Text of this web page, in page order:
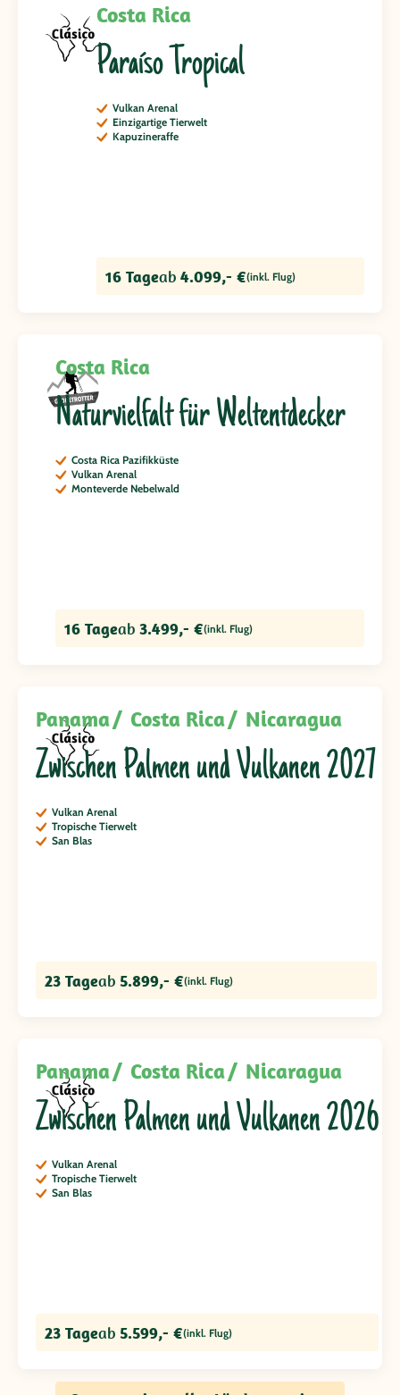
Costa Rica
Paraíso Tropical
Vulkan Arenal
Einzigartige Tierwelt
Kapuzineraffe
16 Tageab 4.099,- €(inkl. Flug)
Costa Rica
Naturvielfalt für Weltentdecker
Costa Rica Pazifikküste
Vulkan Arenal
Monteverde Nebelwald
16 Tageab 3.499,- €(inkl. Flug)
Panama Costa Rica Nicaragua
Zwischen Palmen und Vulkanen 2027
Vulkan Arenal
Tropische Tierwelt
San Blas
23 Tageab 5.899,- €(inkl. Flug)
Panama Costa Rica Nicaragua
Zwischen Palmen und Vulkanen 2026
Vulkan Arenal
Tropische Tierwelt
San Blas
23 Tageab 5.599,- €(inkl. Flug)